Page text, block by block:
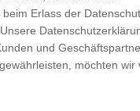
Erlass der
und
möchten wir